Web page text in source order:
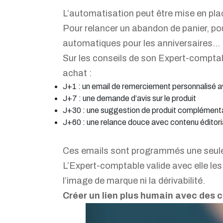
L’automatisation peut être mise en
Pour relancer un abandon de panier,
automatiques pour les anniversaires…
Sur les conseils de son Expert-
achat :
J+1 : un email de remerciement personnalisé
J+7 : une demande d’avis sur le produit
J+30 : une suggestion de produit
J+60 : une relance douce avec contenu
Ces emails sont programmés une
L’Expert-comptable valide avec elle
l’image de marque ni la dérivabilité.
Créer un lien plus humain avec des